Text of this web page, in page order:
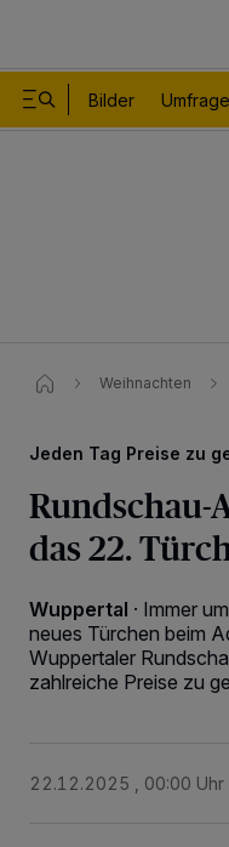
Bilder Umfrage
Weihnachten
Jeden Tag Preise zu
Rundschau-
das 22.
Wuppertal · Immer
neues Türchen beim
Wuppertaler
zahlreiche Preise zu
22.12.2025 , 00:00 Uhr